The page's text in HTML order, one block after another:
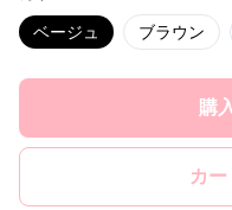
ベージュ ブラウン
購
カ